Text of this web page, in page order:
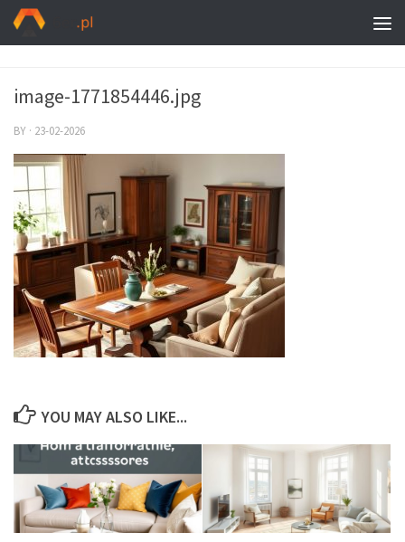
image-1771854446.jpg
BY · 23-02-2026
YOU MAY ALSO LIKE...